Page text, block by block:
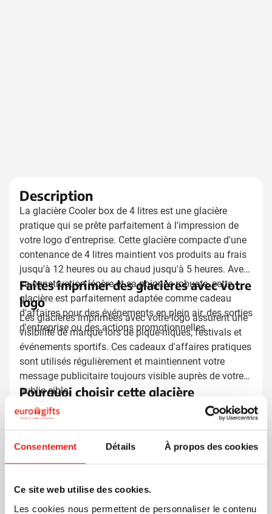
Consentement Détails À propos des cookies
Ce site web utilise des cookies.
Les cookies nous permettent de personnaliser le contenu
Description
La glacière Cooler box de 4 litres est une glacière
pratique qui se prête parfaitement à l'impression de
votre logo d'entreprise. Cette glacière compacte d'une
contenance de 4 litres maintient vos produits au frais
jusqu'à 12 heures ou au chaud jusqu'à 5 heures. Avec
sa construction légère et sa poignée robuste, cette
glacière est parfaitement adaptée comme cadeau
d'affaires pour des événements en plein air, des sorties
d'entreprise ou des actions promotionnelles.
Faites imprimer des glacières avec votre
logo
Les glacières imprimées avec votre logo assurent une
visibilité de marque lors de pique-niques, festivals et
événements sportifs. Ces cadeaux d'affaires pratiques
sont utilisés régulièrement et maintiennent votre
message publicitaire toujours visible auprès de votre
public cible.
Pourquoi choisir cette glacière
La couche isolante entre la paroi intérieure et
extérieure assure un maintien optimal de la
résiste à l'humidité, aux produits chimiques et à
l'usure, garantissant une utilisation fiable pendant des
et confortable. Avec une capacité de 4 litres, cette
glacière offre suffisamment d'espace pour les
glacières pratiques avec votre logo d'entreprise ou